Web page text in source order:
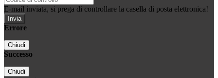
E-mail inviata, si prega di controllare la casella di posta elettronica!
Errore
Chiudi
Successo
Chiudi